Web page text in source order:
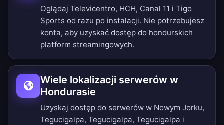
Oglądaj Televicentro, HCH, Canal 11 i Tigo
Sports od razu po instalacji. Nie potrzebujesz
konta, aby uzyskać dostęp do hondurskich
platform streamingowych.
Wiele lokalizacji serwerów w
Hondurasie
Uzyskaj dostęp do serwerów w Nowym Jorku,
Tegucigalpa, Tegucigalpa, Tegucigalpa i